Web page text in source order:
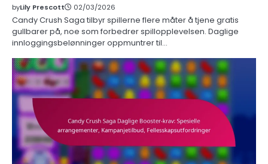
byLily Prescott 02/03/2026
Candy Crush Saga tilbyr spillerne flere måter å tjene gratis
gullbarer på, noe som forbedrer spillopplevelsen. Daglige
innloggingsbelønninger oppmuntrer til…